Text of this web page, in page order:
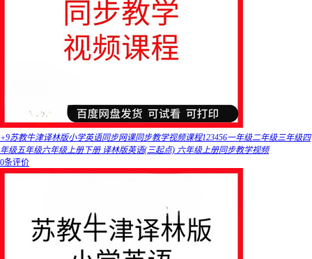
+9苏教牛津译林版小学英语同步网课同步教学视频课程123456一年级二年级三年级四
年级五年级六年级上册下册 译林版英语(三起点) 六年级上册同步教学视频
0条评价